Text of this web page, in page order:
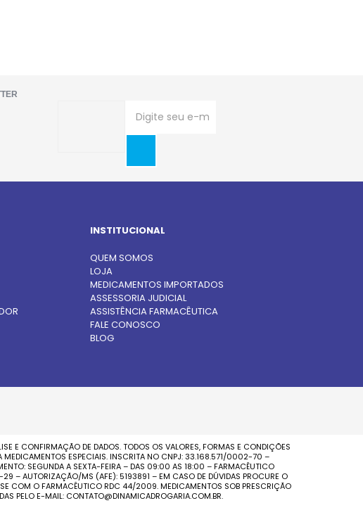
INSTITUCIONAL
QUEM SOMOS
LOJA
MEDICAMENTOS IMPORTADOS
ASSESSORIA JUDICIAL
ASSISTÊNCIA FARMACÊUTICA
FALE CONOSCO
BLOG
E CONFIRMAÇÃO DE DADOS. TODOS OS VALORES, FORMAS E CONDIÇÕES
MEDICAMENTOS ESPECIAIS. INSCRITA NO CNPJ: 33.168.571/0002-70 –
SEGUNDA A SEXTA-FEIRA – DAS 09:00 AS 18:00 – FARMACÊUTICO
– AUTORIZAÇÃO/MS (AFE): 5193891 – EM CASO DE DÚVIDAS PROCURE O
COM O FARMACÊUTICO RDC 44/2009. MEDICAMENTOS SOB PRESCRIÇÃO
PELO E-MAIL: CONTATO@DINAMICADROGARIA.COM.BR.